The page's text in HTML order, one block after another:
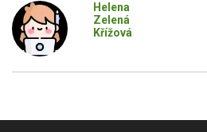
Helena
Zelená
Křížová